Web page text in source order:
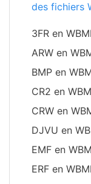
des fichiers
3FR en
ARW en
BMP en
CR2 en
CRW en
DJVU en
EMF en
ERF en